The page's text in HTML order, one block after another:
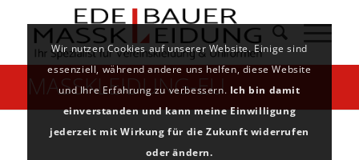
MASSKLEIDUNG-EU
Wir nutzen Cookies auf unserer Website. Einige sind
essenziell, während andere uns helfen, diese Website
und Ihre Erfahrung zu verbessern. Ich bin damit
einverstanden und kann meine Einwilligung
jederzeit mit Wirkung für die Zukunft widerrufen
oder ändern.